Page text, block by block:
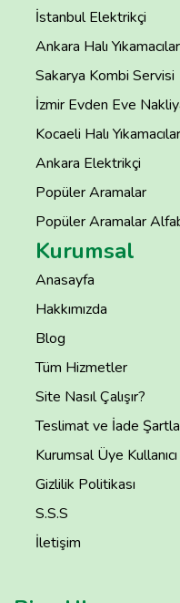
İstanbul Elektrikçi
Ankara Halı Yıkamacılar
Sakarya Kombi Servisi
İzmir Evden Eve
Kocaeli Halı Yıkamacılar
Ankara Elektrikçi
Popüler Aramalar
Popüler Aramalar
Kurumsal
Anasayfa
Hakkımızda
Blog
Tüm Hizmetler
Site Nasıl Çalışır?
Teslimat ve İade
Kurumsal Üye
Gizlilik Politikası
S.S.S
İletişim